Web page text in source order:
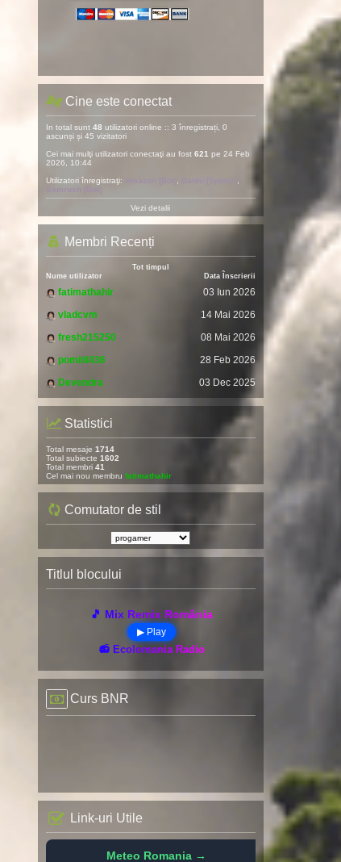
Cine este conectat
In total sunt 48 utilizatori online :: 3 înregistrați, 0
ascunși și 45 vizitatori
Cei mai mulţi utilizatori conectaţi au fost 621 pe 24 Feb
2026, 10:44
Utilizatori înregistraţi:
Baidu [Spider]
Vezi detalii
Membri Recenți
Tot timpul
Nume utilizator
Data Înscrierii
fatimathahir
03 Iun 2026
vladcvm
14 Mai 2026
fresh215250
08 Mai 2026
pomitil436
28 Feb 2026
Devendra
03 Dec 2025
Statistici
Total mesaje 1714
Total subiecte 1602
Total membri 41
Cel mai nou membru fatimathahir
Comutator de stil
Titlul blocului
🎵 Mix Remix România
▶ Play
📻 Ecolomania Radio
Curs BNR
Link-uri Utile
Meteo Romania →